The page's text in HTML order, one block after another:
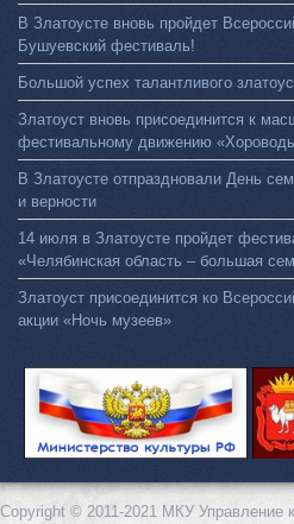
В Златоусте вновь пройдет
Бушуевский фестиваль!
Большой успех талантливого
Златоуст вновь присоединится к
фестивальному движению
В Златоусте отпраздновали День
и верности
14 июля в Златоусте пройдет
«Челябинская область – большая
Златоуст присоединится ко
акции «Ночь музеев»
Copyright © 2011-2021 МКУ Управление